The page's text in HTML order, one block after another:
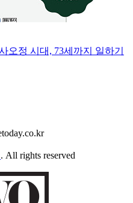
오정 시대, 73세까지 일하기
. All rights reserved